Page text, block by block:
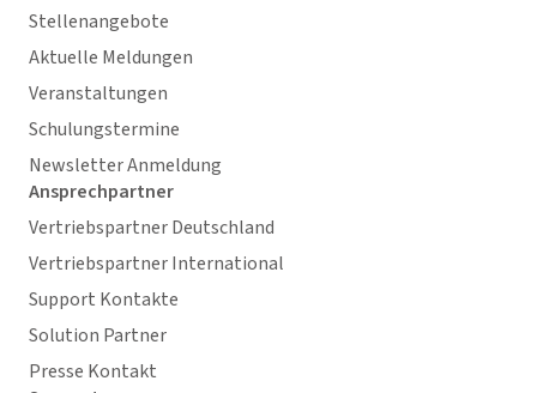
Stellenangebote
Aktuelle Meldungen
Veranstaltungen
Schulungstermine
Newsletter Anmeldung
Ansprechpartner
Vertriebspartner Deutschland
Vertriebspartner International
Support Kontakte
Solution Partner
Presse Kontakt